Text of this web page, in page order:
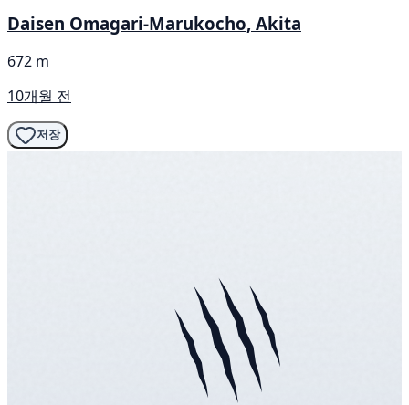
Daisen Omagari-Marukocho, Akita
672 m
10개월 전
저장